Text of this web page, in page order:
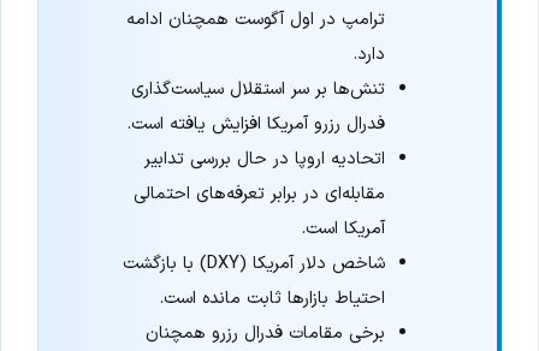
ترامپ در اول آگوست همچنان ادامه
دارد.
تنش‌ها بر سر استقلال سیاست‌گذاری
فدرال رزرو آمریکا افزایش یافته است.
اتحادیه اروپا در حال بررسی تدابیر
مقابله‌ای در برابر تعرفه‌های احتمالی
آمریکا است.
شاخص دلار آمریکا (DXY) با بازگشت
احتیاط بازارها ثابت مانده است.
برخی مقامات فدرال رزرو همچنان